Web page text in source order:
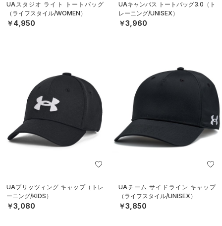
UAスタジオ ライト トートバッグ
（ライフスタイル/WOMEN）
￥4,950
UAキャンバス トートバッグ3.0（ト
レーニング/UNISEX）
￥3,960
UAブリッツィング キャップ（トレ
ーニング/KIDS）
￥3,080
UAチーム サイドライン キャップ
（ライフスタイル/UNISEX）
￥3,850